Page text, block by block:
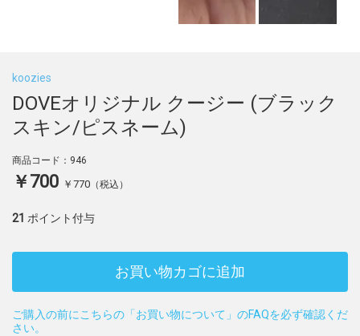
koozies
DOVEオリジナル クージー (ブラック
スキン/ピスネーム)
商品コード：946
￥700 ￥770 （税込）
21 ポイント付与
お買い物カゴに追加
ご購入の前にこちらの「お買い物について」のFAQを必ず確認くだ
さい。